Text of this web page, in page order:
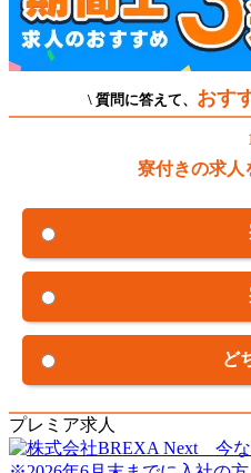
\ 質問に答えて、 おす
寮付きの求人
ど
プレミア求人